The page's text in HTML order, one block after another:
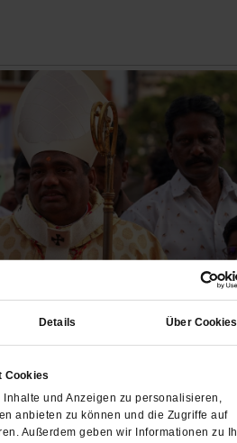
Details Über Cookies
Cookies
und Anzeigen zu personalisieren,
anbieten zu können und die Zugriffe auf
Außerdem geben wir Informationen zu
Dachverband, um auf
Schikanen besser
/mehr